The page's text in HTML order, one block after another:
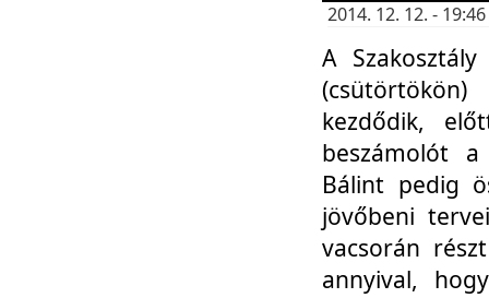
2014. 12. 12. -
A
kezdődik,
beszámolót
Bálint pedig
jövőbeni
vacsorán
annyival,